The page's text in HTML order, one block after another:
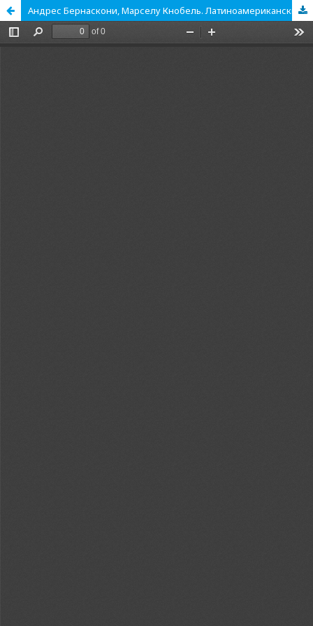
Андрес Бернаскони, Марселу Кнобель. Латиноамериканские университеты: застрявшие в XX веке